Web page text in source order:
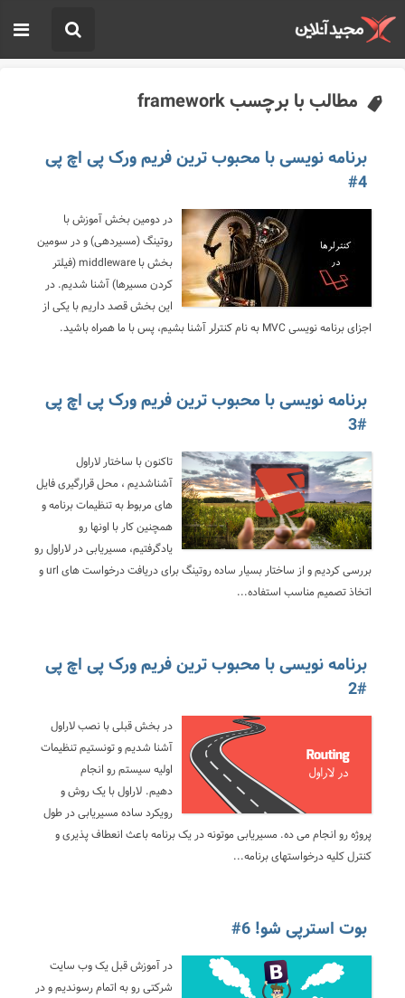
مطالب با برچسب framework
برنامه نویسی با محبوب ترین فریم ورک پی اچ پی
4#
در دومین بخش آموزش با
روتینگ (مسیردهی) و در سومین
بخش با middleware (فیلتر
کردن مسیرها) آشنا شدیم. در
این بخش قصد داریم با یکی از
اجزای برنامه نویسی MVC به نام کنترلر آشنا بشیم، پس با ما همراه باشید.
برنامه نویسی با محبوب ترین فریم ورک پی اچ پی
#3
تاکنون با ساختار لاراول
آشناشدیم ، محل قرارگیری فایل
های مربوط به تنظیمات برنامه و
همچنین کار با اونها رو
یادگرفتیم، مسیریابی در لاراول رو
بررسی کردیم و از ساختار بسیار ساده روتینگ برای دریافت درخواست های url و
اتخاذ تصمیم مناسب استفاده...
برنامه نویسی با محبوب ترین فریم ورک پی اچ پی
#2
در بخش قبلی با نصب لاراول
آشنا شدیم و تونستیم تنظیمات
اولیه سیستم رو انجام
دهیم. لاراول با یک روش و
رویکرد ساده مسیریابی در طول
پروژه رو انجام می ده. مسیریابی موتونه در یک برنامه باعث انعطاف پذیری و
کنترل کلیه درخواستهای برنامه...
بوت استرپی شو! 6#
در آموزش قبل یک وب سایت
شرکتی رو به اتمام رسوندیم و در